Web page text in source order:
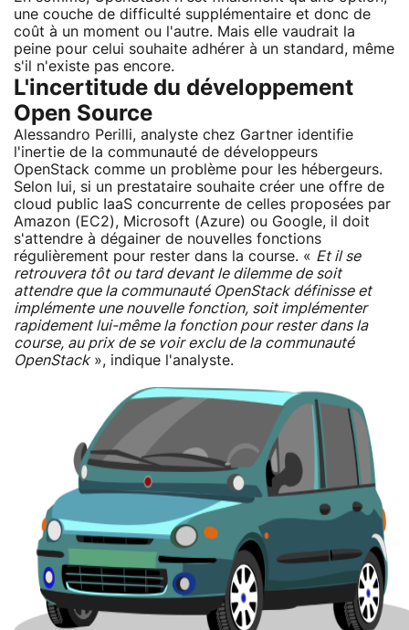
une couche de difficulté supplémentaire et donc de
coût à un moment ou l'autre. Mais elle vaudrait la
peine pour celui souhaite adhérer à un standard, même
s'il n'existe pas encore.
L'incertitude du développement
Open Source
Alessandro Perilli, analyste chez Gartner identifie
l'inertie de la communauté de développeurs
OpenStack comme un problème pour les hébergeurs.
Selon lui, si un prestataire souhaite créer une offre de
cloud public IaaS concurrente de celles proposées par
Amazon (EC2), Microsoft (Azure) ou Google, il doit
s'attendre à dégainer de nouvelles fonctions
régulièrement pour rester dans la course. « Et il se
retrouvera tôt ou tard devant le dilemme de soit
attendre que la communauté OpenStack définisse et
implémente une nouvelle fonction, soit implémenter
rapidement lui-même la fonction pour rester dans la
course, au prix de se voir exclu de la communauté
OpenStack», indique l'analyste.